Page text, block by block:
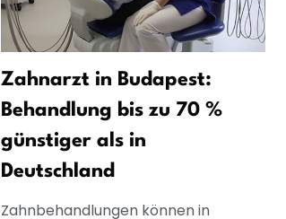
Zahnarzt in Budapest:
Behandlung bis zu 70 %
günstiger als in
Deutschland
Zahnbehandlungen können in